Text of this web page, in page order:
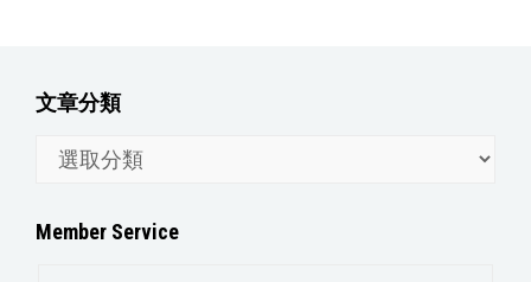
文章分類
分
Member Service